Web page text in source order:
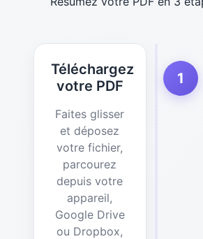
1
Téléchargez
votre PDF
Faites glisser
et déposez
votre fichier,
parcourez
depuis votre
appareil,
Google Drive
ou Dropbox,